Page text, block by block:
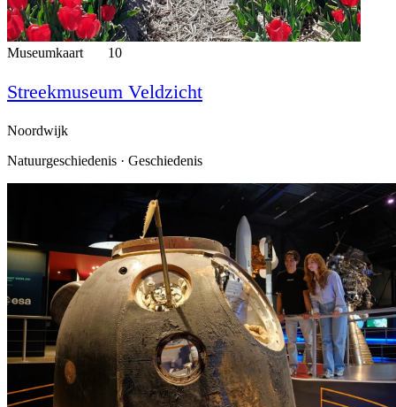
Museumkaart 10
Streekmuseum Veldzicht
Noordwijk
Natuurgeschiedenis · Geschiedenis